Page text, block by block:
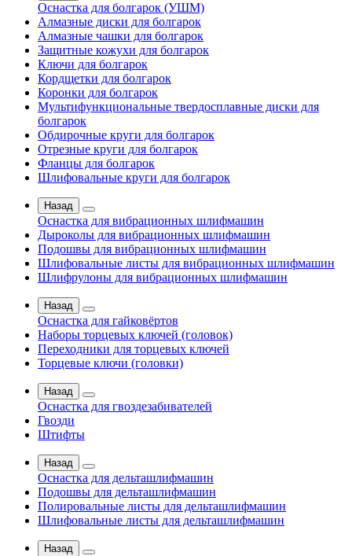
Оснастка для болгарок (УШМ)
Алмазные диски для болгарок
Алмазные чашки для болгарок
Защитные кожухи для болгарок
Ключи для болгарок
Кордщетки для болгарок
Коронки для болгарок
Мультифункциональные твердосплавные диски для
болгарок
Обдирочные круги для болгарок
Отрезные круги для болгарок
Фланцы для болгарок
Шлифовальные круги для болгарок
Назад
Оснастка для вибрационных шлифмашин
Дыроколы для вибрационных шлифмашин
Подошвы для вибрационных шлифмашин
Шлифовальные листы для вибрационных шлифмашин
Шлифрулоны для вибрационных шлифмашин
Назад
Оснастка для гайковёртов
Наборы торцевых ключей (головок)
Переходники для торцевых ключей
Торцевые ключи (головки)
Назад
Оснастка для гвоздезабивателей
Гвозди
Штифты
Назад
Оснастка для дельташлифмашин
Подошвы для дельташлифмашин
Полировальные листы для дельташлифмашин
Шлифовальные листы для дельташлифмашин
Назад